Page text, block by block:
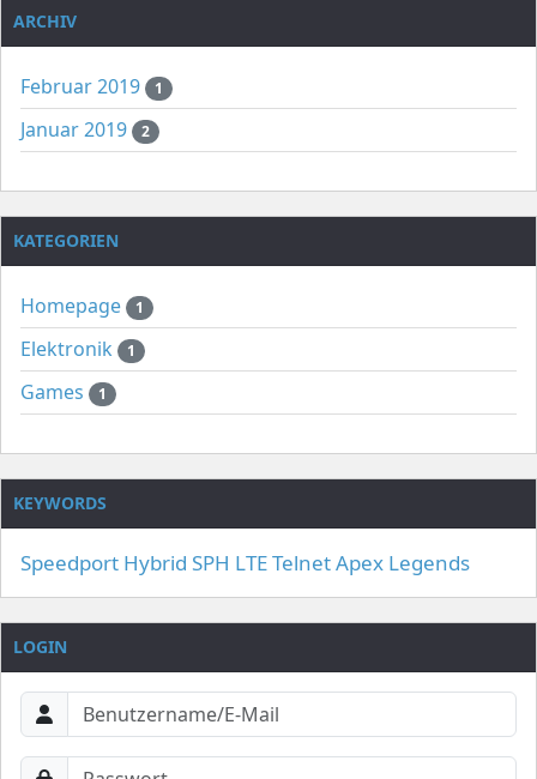
ARCHIV
Februar 2019 1
Januar 2019 2
KATEGORIEN
Homepage 1
Elektronik 1
Games 1
KEYWORDS
Speedport Hybrid SPH LTETelnetApex Legends
LOGIN